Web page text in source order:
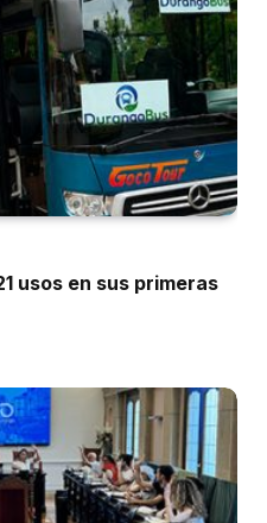
usos en sus primeras